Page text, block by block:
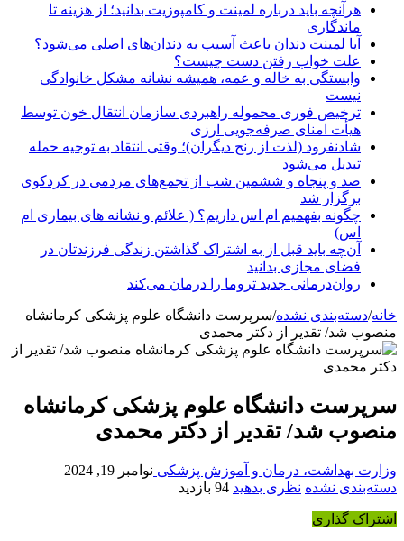
هرآنچه باید درباره لمینت و کامپوزیت بدانید؛ از هزینه تا
ماندگاری
آیا لمینت دندان باعث آسیب به دندان‌های اصلی می‌شود؟
علت خواب رفتن دست چیست؟
وابستگی به خاله و عمه، همیشه نشانه مشکل خانوادگی
نیست
ترخیص فوری محموله راهبردی سازمان انتقال خون توسط
هیأت امنای صرفه‌جویی ارزی
شادنفرود (لذت از رنج دیگران)؛ وقتی انتقاد به توجیه حمله
تبدیل می‌شود
صد و پنجاه‌ و ششمین شب از تجمع‌های مردمی در کردکوی
برگزار شد
چگونه بفهمیم ام اس داریم؟ ( علائم و نشانه های بیماری ام
اس)
آن‌چه باید قبل از به اشتراک گذاشتن زندگی فرزندتان در
فضای مجازی بدانید
روان‌درمانی جدید تروما را درمان می‌کند
خانه/دسته‌بندی نشده/سرپرست دانشگاه علوم پزشکی کرمانشاه
منصوب شد/ تقدیر از دکتر محمدی
سرپرست دانشگاه علوم پزشکی کرمانشاه
منصوب شد/ تقدیر از دکتر محمدی
وزارت بهداشت، درمان و آموزش پزشکی نوامبر 19, 2024
دسته‌بندی نشده نظری بدهید 94 بازدید
اشتراک گذاری